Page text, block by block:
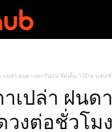
เปล่า ฝนดาวตกวันแม่ จัดเต็ม 100 ดวงต่อชั่
เปล่า ฝนด
วงต่อชั่วโมง